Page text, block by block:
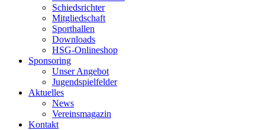
Schiedsrichter
Mitgliedschaft
Sporthallen
Downloads
HSG-Onlineshop
Sponsoring
Unser Angebot
Jugendspielfelder
Aktuelles
News
Vereinsmagazin
Kontakt